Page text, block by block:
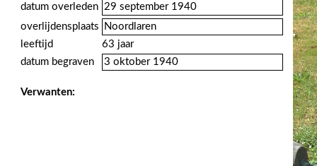
datum overleden
overlijdensplaats
leeftijd
63 jaar
datum begraven
Verwanten: